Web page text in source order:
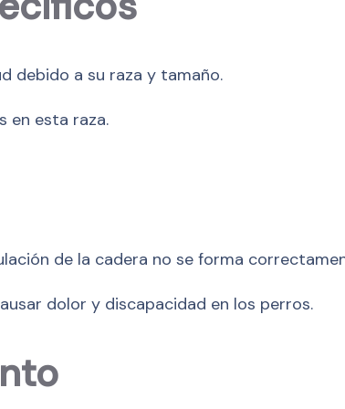
debido a su raza y tamaño.
en esta raza.
de la cadera no se forma
dolor y discapacidad en los perros.